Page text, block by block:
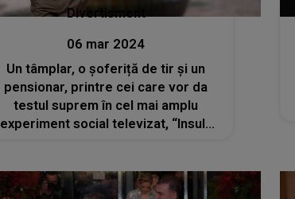
Divertisment
06 mar 2024
Un tâmplar, o șoferiță de tir și un
pensionar, printre cei care vor da
testul suprem în cel mai amplu
experiment social televizat, “Insula